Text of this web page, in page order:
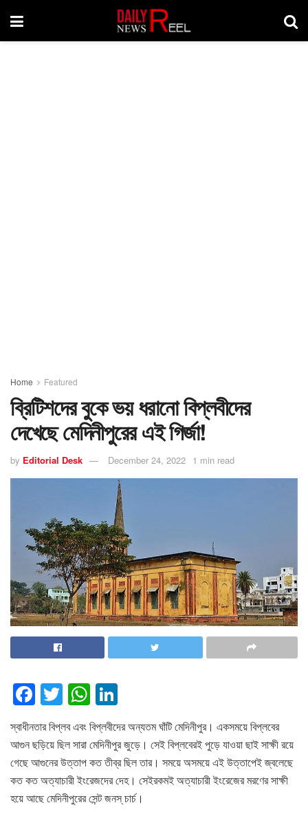
Home Featured
ব্রিটিশদের বুকে ভয় ধরানো বিপ্লবীদের
দেখেছে মেদিনীপুরের এই গির্জা!
by Editorial Desk December 24, 2022 1 min read
F
a
c
e
b
o
T
wi
tt
er
W
h
at
s
A
p
n
k
e
dI
n
স্বাধীনতার বিপ্লব এবং বিপ্লবীদের অন্যতম ঘাঁটি মেদিনীপুর। একসময়ে বিপ্লবের
আগুন ছড়িয়ে ছিল সারা মেদিনীপুর জুড়ে। সেই বিপ্লবেরই পুড়ে যাওয়া ছাই সাক্ষী রয়ে
গেছে আগুনের উত্তাপ কত তীব্র ছিল তার। সময়ে অসময়ে এই উত্তাপেই জ্বলেছে
কত কত অত্যাচারী ইংরেজদের দেহ। সেইরকমই অত্যাচারী ইংরেজের মরণের সাক্ষী
হয়ে আছে মেদিনীপুরের সেন্ট জনস্ চার্চ।